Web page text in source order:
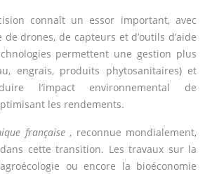
connaît un essor important, avec
drones, de capteurs et d’outils d’aide
permettent une gestion plus
engrais, produits phytosanitaires) et
l’impact environnemental de
les rendements.
française , reconnue mondialement,
cette transition. Les travaux sur la
ou encore la bioéconomie